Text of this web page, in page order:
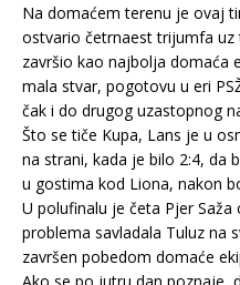
Na domaćem terenu je ovaj
ostvario četrnaest trijumfa uz
završio kao najbolja domaća
mala stvar, pogotovu u eri
čak i do drugog uzastopnog
Što se tiče Kupa, Lans je u
na strani, kada je bilo 2:4, da
u gostima kod Liona, nakon
U polufinalu je četa Pjer
problema savladala Tuluz na
završen pobedom domaće